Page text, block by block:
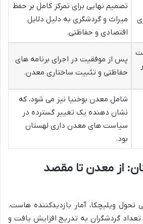
تصمیم نهایی برای تمرکز کامل بر حفظ
میراث و گردشگری به دلیل دلایل
اقتصادی و حفاظتی.
پس از موفقیت در اجرای برنامه های
حفاظتی و تثبیت ساختاری معدن.
شامل معدن بوخنیا نیز می شود، که
نشان دهنده یک تغییر گسترده در
سیاست های معدن داری لهستان
بود.
از معدن تا مقصد
ویلیچکا، آمار بازدیدکننده هاست.
گردشگران به تدریج افزایش یافت و